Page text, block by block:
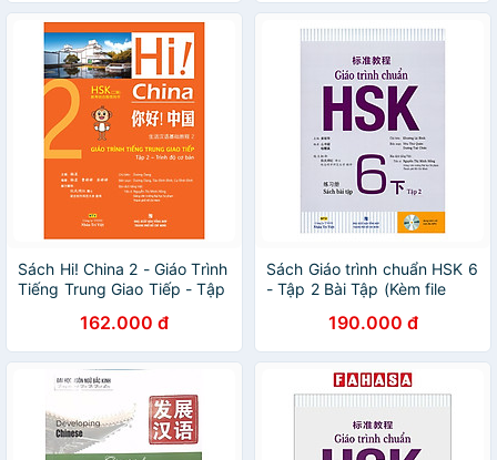
Sách Hi! China 2 - Giáo Trình
Tiếng Trung Giao Tiếp - Tập
162.000 đ
Sách Giáo trình chuẩn HSK 6
- Tập 2 Bài Tập (Kèm file
190.000 đ